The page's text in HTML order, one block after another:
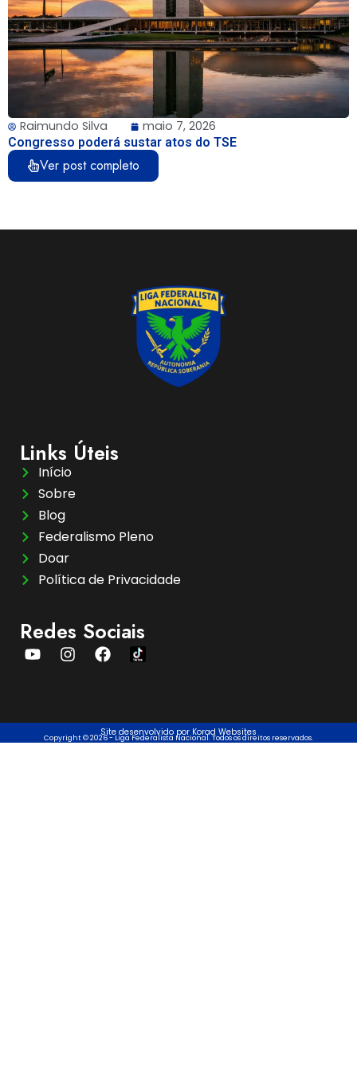
Raimundo Silva maio 7, 2026
Congresso poderá sustar atos do TSE
Ver post completo
Links Úteis
Início
Sobre
Blog
Federalismo Pleno
Doar
Política de Privacidade
Redes Sociais
Copyright © 2026 - Liga Federalista Nacional. Todos os direitos reservados.
Site desenvolvido por Korad Websites